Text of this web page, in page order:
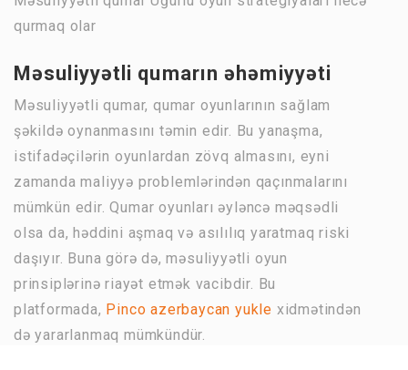
qurmaq olar
Məsuliyyətli qumarın əhəmiyyəti
Məsuliyyətli qumar, qumar oyunlarının sağlam
şəkildə oynanmasını təmin edir. Bu yanaşma,
istifadəçilərin oyunlardan zövq almasını, eyni
zamanda maliyyə problemlərindən qaçınmalarını
mümkün edir. Qumar oyunları əyləncə məqsədli
olsa da, həddini aşmaq və asılılıq yaratmaq riski
daşıyır. Buna görə də, məsuliyyətli oyun
prinsiplərinə riayət etmək vacibdir. Bu
platformada, Pinco azerbaycan yukle xidmətindən
də yararlanmaq mümkündür.